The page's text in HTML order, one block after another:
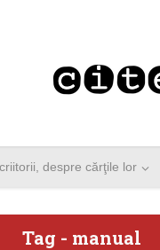
despre cărţile lor
Tag - manual